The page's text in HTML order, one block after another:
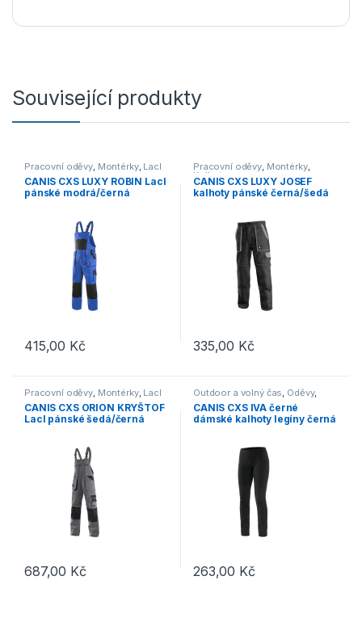
Související produkty
Pracovní oděvy, Montérky, Lacl
CANIS CXS LUXY ROBIN Lacl
pánské modrá/černá
415,00 Kč
Tento produkt má více variant. Možnosti lze vybrat na stránce
Pracovní oděvy, Montérky,
Kalhoty
CANIS CXS LUXY JOSEF
kalhoty pánské černá/šedá
335,00 Kč
Tento produkt má více
Pracovní oděvy, Montérky, Lacl
CANIS CXS ORION KRYŠTOF
Lacl pánské šedá/černá
687,00 Kč
Tento produkt má více variant. Možnosti lze vybrat na stránce
Outdoor a volný čas, Oděvy,
Kalhoty
CANIS CXS IVA černé
dámské kalhoty legíny černá
263,00 Kč
Tento produkt má více